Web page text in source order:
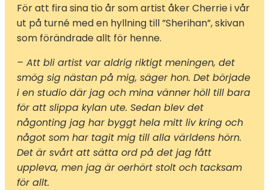
För att fira sina tio år som artist åker Cherrie i vår
ut på turné med en hyllning till ”Sherihan”, skivan
som förändrade allt för henne.
– Att bli artist var aldrig riktigt meningen, det
smög sig nästan på mig, säger hon. Det började
i en studio där jag och mina vänner höll till bara
för att slippa kylan ute. Sedan blev det
någonting jag har byggt hela mitt liv kring och
något som har tagit mig till alla världens hörn.
Det är svårt att sätta ord på det jag fått
uppleva, men jag är oerhört stolt och tacksam
för allt.